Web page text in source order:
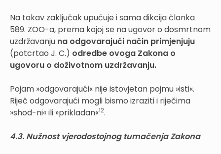
Na takav zaključak upućuje i sama dikcija članka
589. ZOO-a, prema kojoj se na ugovor o dosmrtnom
uzdržavanju na odgovarajući način primjenjuju
(potcrtao J. C.) odredbe ovoga Zakona o
ugovoru o doživotnom uzdržavanju.
Pojam »odgovarajući« nije istovjetan pojmu »isti«.
Riječ odgovarajući mogli bismo izraziti i riječima
»shod-ni« ili »prikladan«12.
4.3. Nužnost vjerodostojnog tumačenja Zakona